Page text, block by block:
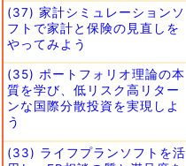
(37) 家計シミュレーションソ
フトで家計と保険の見直しを
やってみよう
(35) ポートフォリオ理論の本
質を学び、低リスク高リター
ンな国際分散投資を実現しよ
う
(33) ライフプランソフトを活